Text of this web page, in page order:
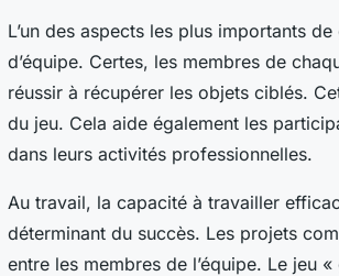
L’un des aspects les plus importants
d’équipe. Certes, les membres de
réussir à récupérer les objets ciblés.
du jeu. Cela aide également les
dans leurs activités professionnelles.
Au travail, la capacité à travailler
déterminant du succès. Les projets
entre les membres de l’équipe. Le jeu